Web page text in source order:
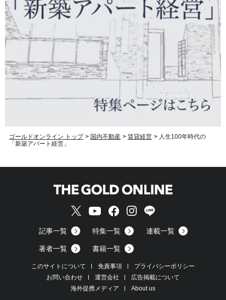
ゴールドオンライン トップ > 国内不動産 > 賃貸経営 > 人生100年時代の
「新築アパート経営」
記事一覧 特集一覧 連載一覧
著者一覧 書籍一覧
このサイトについて 免責事項
プライバシーポリシー
お問い合わせ
運営会社
広告掲載について
海外提携メディア
About us